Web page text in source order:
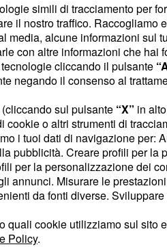
degli ultimi
periodo avete bisogno
serie di piccole novità
siate entrati nella fatidica
di una situazione
in alcuni giorni si sale e in
conta sono i risultati finali.
prima di esservela rotta e
simili di tracciamento per
il nostro traffico. Raccogliamo
media, alcune informazioni sul
con altre informazioni che
cliccando il pulsante
negando il consenso al
sul pulsante “X” in
cookie o altri strumenti di
i tuoi dati di navigazione per:
pubblicità. Creare profili per
per la personalizzazione dei
annunci. Misurare le
da fonti diverse.
quali cookie utilizziamo sul sito
Policy.